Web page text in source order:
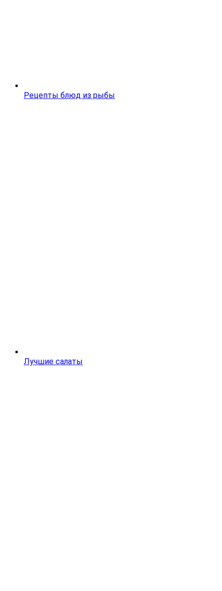
Рецепты блюд из рыбы
Лучшие салаты